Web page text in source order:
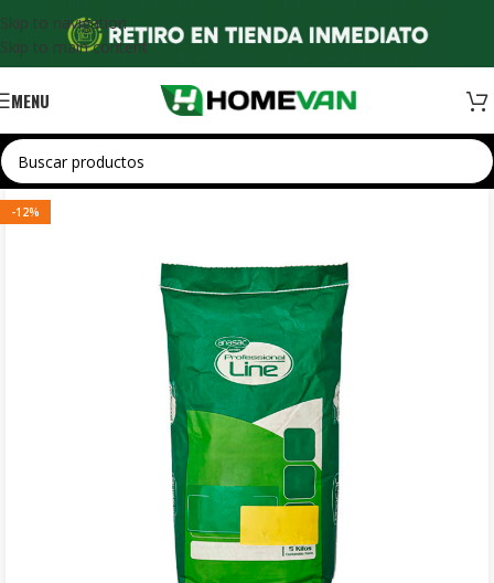
Skip to navigation
Skip to main content
MENU
-12%